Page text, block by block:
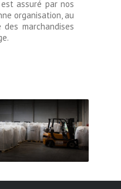
assuré par nos
organisation, au
marchandises